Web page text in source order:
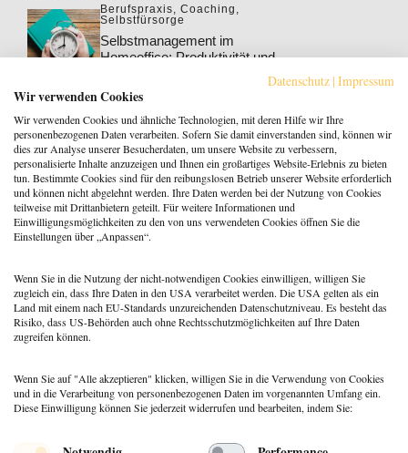
Berufspraxis, Coaching ,
Selbstfürsorge
Selbstmanagement im
Homeoffice: Produktivität und
Berufspraxis
Klarheit gewinnt: Gebucht
werden als Coach:in im KI-
Zeitalter
Berufspraxis
Patientenrechtegesetz: 5
typische Irrtümer im Fakten-
Check
Coaching
falschen Fragen? Zeit für ein
Repertoire-Update
Menü
Datenschutz | Impressum
Wir verwenden Cookies
Wir verwenden Cookies und ähnliche Technologien, mit deren Hilfe wir Ihre
personenbezogenen Daten verarbeiten. Sofern Sie damit einverstanden sind, können wir
dies zur Analyse unserer Besucherdaten, um unsere Website zu verbessern,
personalisierte Inhalte anzuzeigen und Ihnen ein großartiges Website-Erlebnis zu bieten
tun. Bestimmte Cookies sind für den reibungslosen Betrieb unserer Website erforderlich
und können nicht abgelehnt werden. Ihre Daten werden bei der Nutzung von Cookies
teilweise mit Drittanbietern geteilt. Für weitere Informationen und
Einwilligungsmöglichkeiten zu den von uns verwendeten Cookies öffnen Sie die
Einstellungen über „Anpassen“.
Wenn Sie in die Nutzung der nicht-notwendigen Cookies einwilligen, willigen Sie
zugleich ein, dass Ihre Daten in den USA verarbeitet werden. Die USA gelten als ein
Land mit einem nach EU-Standards unzureichenden Datenschutzniveau. Es besteht das
Risiko, dass US-Behörden auch ohne Rechtsschutzmöglichkeiten auf Ihre Daten
zugreifen können.
Wenn Sie auf "Alle akzeptieren" klicken, willigen Sie in die Verwendung von Cookies
und in die Verarbeitung von personenbezogenen Daten im vorgenannten Umfang ein.
Diese Einwilligung können Sie jederzeit widerrufen und bearbeiten, indem Sie: